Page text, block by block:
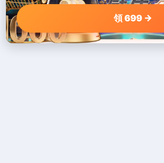
領 699 →